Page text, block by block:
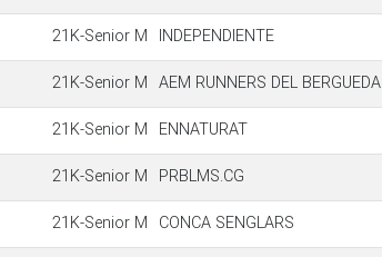
21K-Senior M INDEPENDIENTE
21K-Senior M AEM RUNNERS DEL BERGUEDA
21K-Senior M ENNATURAT
21K-Senior M PRBLMS.CG
21K-Senior M CONCA SENGLARS